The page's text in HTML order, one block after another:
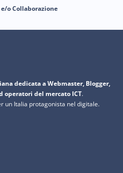
o Collaborazione
dedicata a Webmaster, Blogger,
operatori del mercato ICT.
un Italia protagonista nel digitale.